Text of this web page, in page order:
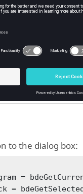
the function to
to the dialog box: